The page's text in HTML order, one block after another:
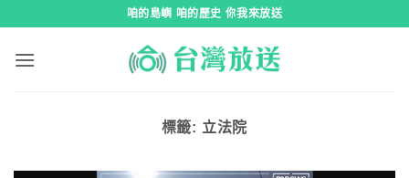
咱的島嶼 咱的歷史 你我來放送
標籤: 立法院